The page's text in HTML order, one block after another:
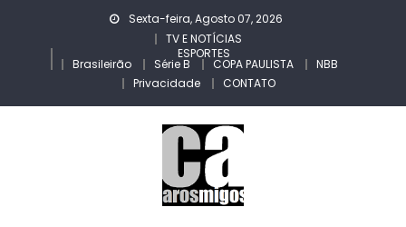
Sexta-feira, Agosto 07, 2026
TV E NOTÍCIAS
ESPORTES
Brasileirão Série B COPA PAULISTA
NBB
Privacidade
CONTATO